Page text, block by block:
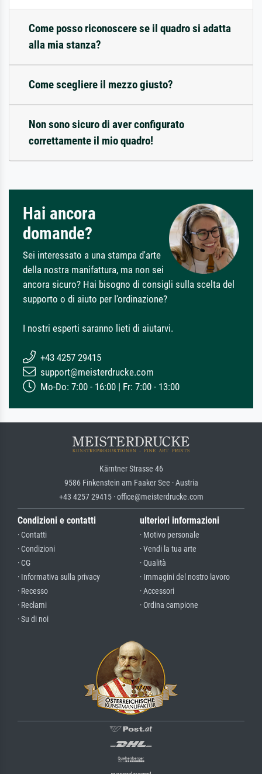
Come posso riconoscere se il quadro si adatta
alla mia stanza?
Come scegliere il mezzo giusto?
Non sono sicuro di aver configurato
correttamente il mio quadro!
Hai ancora
domande?
Sei interessato a una stampa d'arte
della nostra manifattura, ma non sei
ancora sicuro? Hai bisogno di consigli sulla scelta del
supporto o di aiuto per l'ordinazione?
I nostri esperti saranno lieti di aiutarvi.
+43 4257 29415
support@meisterdrucke.com
Mo-Do: 7:00 - 16:00 | Fr: 7:00 - 13:00
Kärntner Strasse 46
9586 Finkenstein am Faaker See · Austria
+43 4257 29415 · office@meisterdrucke.com
Condizioni e contatti
· Contatti
· Condizioni
· CG
· Informativa sulla privacy
· Recesso
· Reclami
· Su di noi
ulteriori informazioni
· Motivo personale
· Vendi la tua arte
· Qualità
· Immagini del nostro lavoro
· Accessori
· Ordina campione